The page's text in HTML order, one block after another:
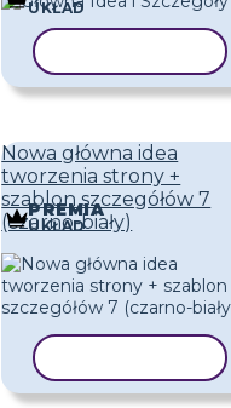
UKŁAD
Nowa główna idea
tworzenia strony +
szablon szczegółów 7
(czarno-biały)
PREMIA
UKŁAD